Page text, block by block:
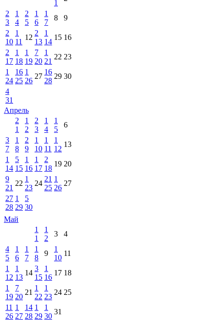
1
2
3
1
4
2
5
1
6
1
7
8
9
2
10
1
11
12
2
13
1
14
15 16
2
17
1
18
1
19
7
20
1
21
22 23
1
24
16
25
1
26
27
16
28
29 30
4
31
Апрель
2
1
1
2
2
3
1
4
1
5
6
3
7
1
8
2
9
1
10
1
11
1
12
13
1
14
5
15
1
16
1
17
2
18
19 20
9
21
22
1
23
24
21
25
1
26
27
27
28
1
29
5
30
Май
1
1
1
2
3
4
4
5
1
6
1
7
1
8
9
1
10
11
1
12
1
13
14
3
15
1
16
17 18
1
19
7
20
21
1
22
1
23
24 25
11
26
1
27
14
28
1
29
1
30
31